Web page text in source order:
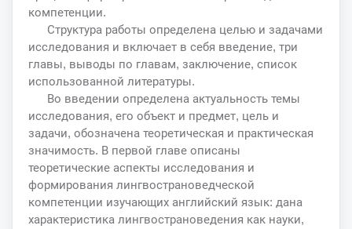
компетенции.
Структура работы определена целью и задачами
исследования и включает в себя введение, три
главы, выводы по главам, заключение, список
использованной литературы.
Во введении определена актуальность темы
исследования, его объект и предмет, цель и
задачи, обозначена теоретическая и практическая
значимость. В первой главе описаны
теоретические аспекты исследования и
формирования лингвострановедческой
компетенции изучающих английский язык: дана
характеристика лингвострановедения как науки,